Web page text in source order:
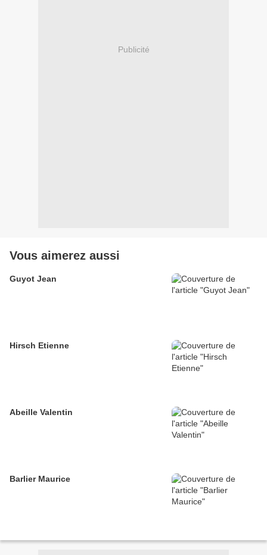
Publicité
Vous aimerez aussi
Guyot Jean
Hirsch Etienne
Abeille Valentin
Barlier Maurice